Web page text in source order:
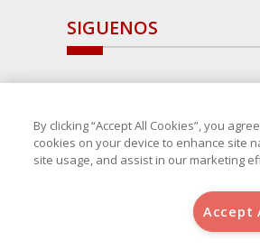
SIGUENOS
, S.L.U.(B-
By clicking “Accept All Cookies”, you
cookies on your device to enhance site
site usage, and assist in our marketing
Accept